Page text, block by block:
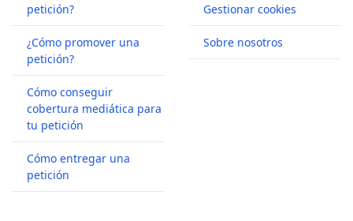
petición?
¿Cómo promover una
petición?
Cómo conseguir
cobertura mediática para
tu petición
Cómo entregar una
petición
Gestionar cookies
Sobre nosotros